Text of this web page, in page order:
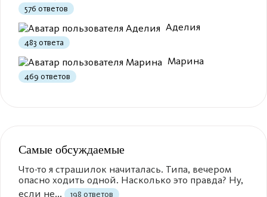
576 ответов
Аделия
483 ответа
Марина
469 ответов
Самые обсуждаемые
Что-то я страшилок начиталась. Типа, вечером
опасно ходить одной. Насколько это правда? Ну,
если не...
198 ответов